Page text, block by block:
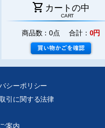
shopping_cart カートの中
CART
商品数：0点 合計： 0円
シーポリシー
引に関する法律
案内